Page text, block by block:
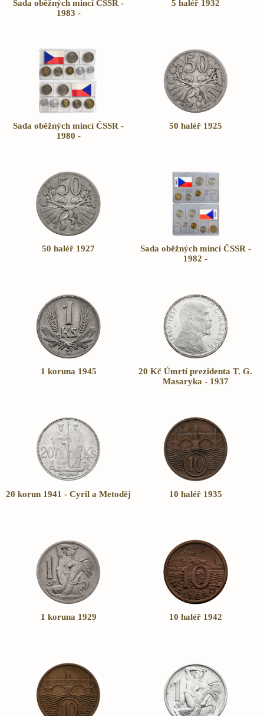
Sada oběžných mincí ČSSR -
1983 -
5 haléř 1932
Sada oběžných mincí ČSSR -
1980 -
50 haléř 1925
50 haléř 1927
Sada oběžných mincí ČSSR -
1982 -
1 koruna 1945
20 Kč Úmrtí prezidenta T. G.
Masaryka - 1937
20 korun 1941 - Cyril a Metoděj 10 haléř 1935
1 koruna 1929 10 haléř 1942